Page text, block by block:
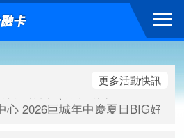
卡郵好禮(活動期間：115/08/07-
西第2波 刷卡郵好禮(活動期間：
卡郵好禮(活動期間：115/08/07-
心 2026巨城年中慶夏日BIG好刷(
更多活動快訊